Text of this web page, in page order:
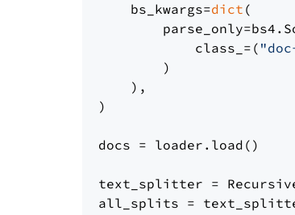
    bs_kwargs=
dict (
            class_=(
        )
    ),
)
docs = loader.load()
text_splitter =
all_splits =